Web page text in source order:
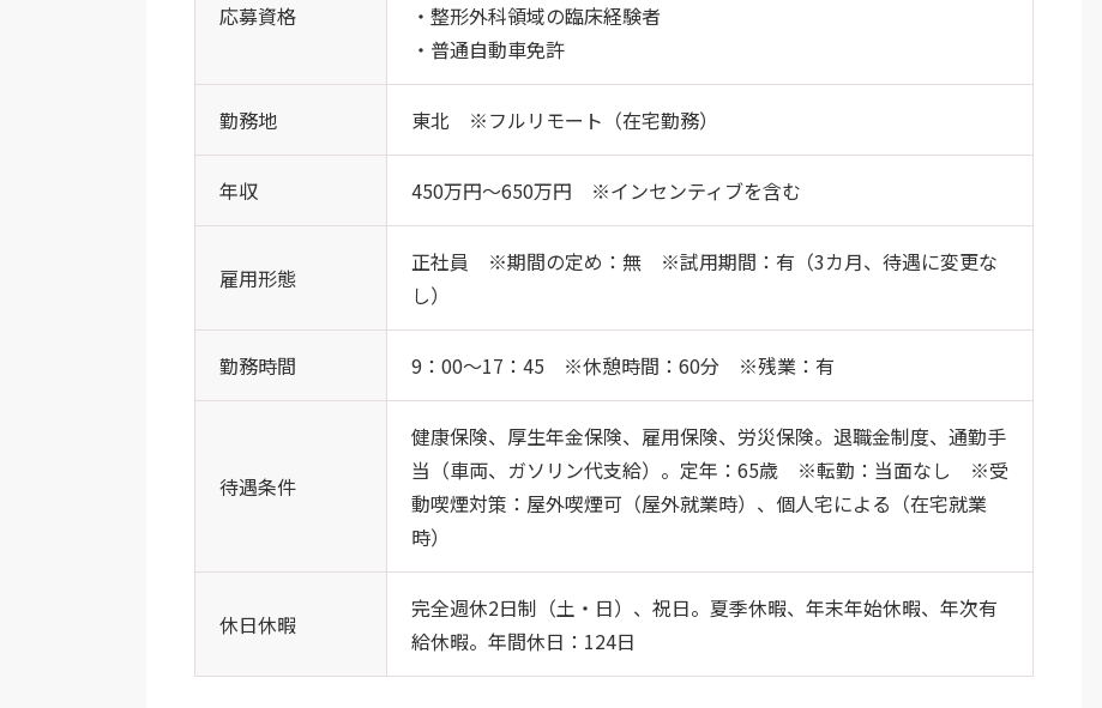
応募資格
・整形外科領域の臨床経験者
・普通自動車免許
勤務地 東北 ※フルリモート（在宅勤務）
年収 450万円～650万円 ※インセンティブを含む
雇用形態
正社員 ※期間の定め：無 ※試用期間：有（3カ月、待遇に変更な
し）
勤務時間 9：00～17：45 ※休憩時間：60分 ※残業：有
待遇条件
健康保険、厚生年金保険、雇用保険、労災保険。退職金制度、通勤手
当（車両、ガソリン代支給）。定年：65歳 ※転勤：当面なし ※受
動喫煙対策：屋外喫煙可（屋外就業時）、個人宅による（在宅就業
時）
休日休暇
完全週休2日制（土・日）、祝日。夏季休暇、年末年始休暇、年次有
給休暇。年間休日：124日